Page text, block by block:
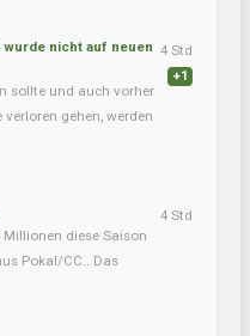
nicht auf neuen
sollte und auch vorher
gehen, werden
4 Std
+1
Millionen diese Saison
Pokal/CC.. Das
4 Std